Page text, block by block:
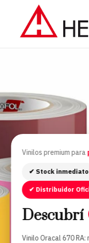
Vinilos premium para
✔ Stock inmediato
✔ Distribuidor
Descubrí
Vinilo Oracal 670